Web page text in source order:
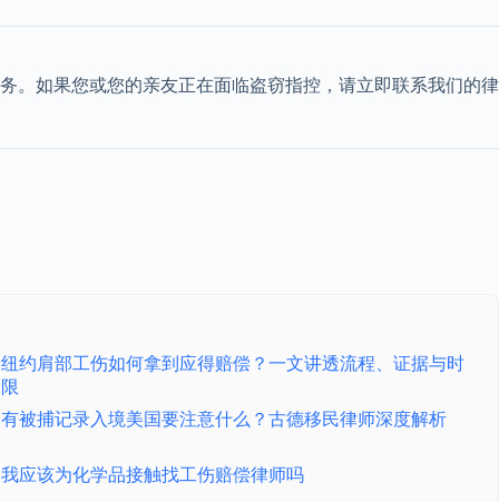
。如果您或您的亲友正在面临盗窃指控，请立即联系我们的律
纽约肩部工伤如何拿到应得赔偿？一文讲透流程、证据与时
限
有被捕记录入境美国要注意什么？古德移民律师深度解析
我应该为化学品接触找工伤赔偿律师吗